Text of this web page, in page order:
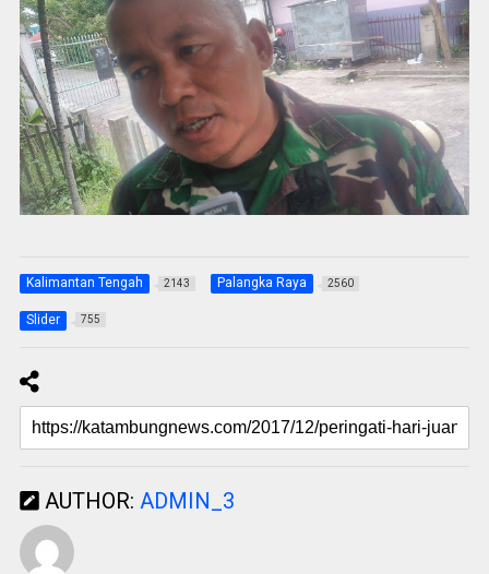
Kalimantan Tengah 2143 Palangka Raya 2560
Slider 755
AUTHOR: ADMIN_3